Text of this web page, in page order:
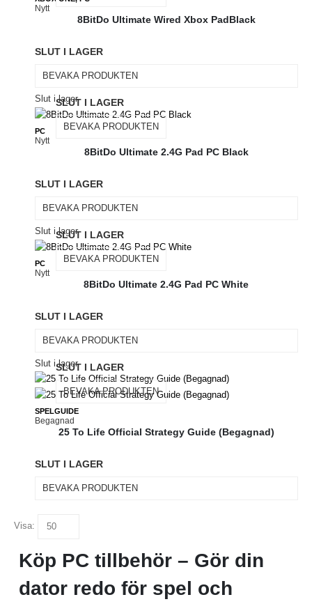
Nytt
8BitDo Ultimate Wired Xbox PadBlack
SLUT I LAGER
BEVAKA PRODUKTEN
Slut i lager
PC
Nytt
SLUT I LAGER
BEVAKA PRODUKTEN
8BitDo Ultimate 2.4G Pad PC Black
SLUT I LAGER
BEVAKA PRODUKTEN
Slut i lager
PC
Nytt
SLUT I LAGER
BEVAKA PRODUKTEN
8BitDo Ultimate 2.4G Pad PC White
SLUT I LAGER
BEVAKA PRODUKTEN
Slut i lager
SPELGUIDE
Begagnad
SLUT I LAGER
BEVAKA PRODUKTEN
25 To Life Official Strategy Guide (Begagnad)
SLUT I LAGER
BEVAKA PRODUKTEN
Visa:
Köp PC tillbehör – Gör din
dator redo för spel och